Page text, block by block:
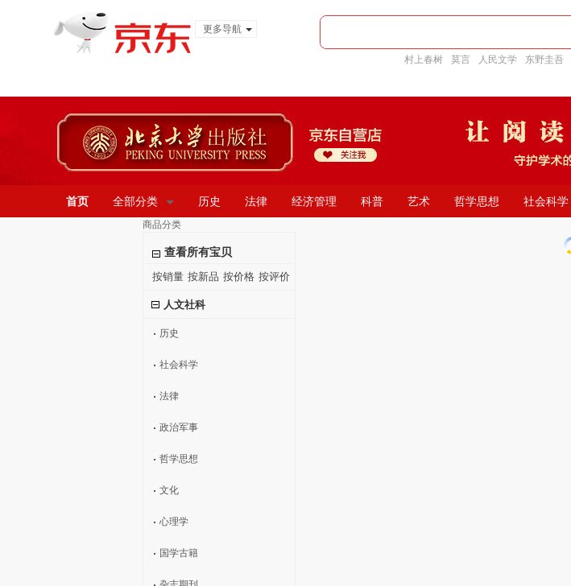
更多导航
村上春树 莫言 人民文学 东野圭吾
首页 全部分类 历史 法律 经济管理 科普 艺术 哲学思想 社会科学
商品分类
查看所有宝贝
按销量 按新品 按价格 按评价
人文社科
历史
社会科学
法律
政治军事
哲学思想
文化
心理学
国学古籍